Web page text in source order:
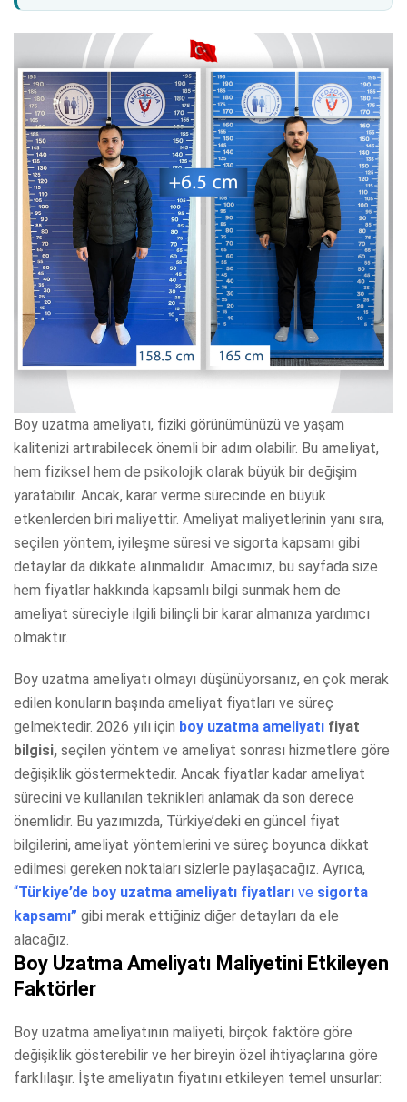
Boy uzatma ameliyatı, fiziki görünümünüzü ve yaşam
kalitenizi artırabilecek önemli bir adım olabilir. Bu ameliyat,
hem fiziksel hem de psikolojik olarak büyük bir değişim
yaratabilir. Ancak, karar verme sürecinde en büyük
etkenlerden biri maliyettir. Ameliyat maliyetlerinin yanı sıra,
seçilen yöntem, iyileşme süresi ve sigorta kapsamı gibi
detaylar da dikkate alınmalıdır. Amacımız, bu sayfada size
hem fiyatlar hakkında kapsamlı bilgi sunmak hem de
ameliyat süreciyle ilgili bilinçli bir karar almanıza yardımcı
olmaktır.
Boy uzatma ameliyatı olmayı düşünüyorsanız, en çok merak
edilen konuların başında ameliyat fiyatları ve süreç
gelmektedir. 2026 yılı için boy uzatma ameliyatı fiyat
bilgisi, seçilen yöntem ve ameliyat sonrası hizmetlere göre
değişiklik göstermektedir. Ancak fiyatlar kadar ameliyat
sürecini ve kullanılan teknikleri anlamak da son derece
önemlidir. Bu yazımızda, Türkiye’deki en güncel fiyat
bilgilerini, ameliyat yöntemlerini ve süreç boyunca dikkat
edilmesi gereken noktaları sizlerle paylaşacağız. Ayrıca,
“Türkiye’de boy uzatma ameliyatı fiyatları ve sigorta
kapsamı” gibi merak ettiğiniz diğer detayları da ele
alacağız.
Boy Uzatma Ameliyatı Maliyetini Etkileyen
Faktörler
Boy uzatma ameliyatının maliyeti, birçok faktöre göre
değişiklik gösterebilir ve her bireyin özel ihtiyaçlarına göre
farklılaşır. İşte ameliyatın fiyatını etkileyen temel unsurlar: